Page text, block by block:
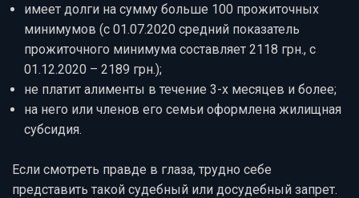
имеет долги на сумму больше 100 прожиточных
минимумов (с 01.07.2020 средний показатель
прожиточного минимума составляет 2118 грн., с
01.12.2020 – 2189 грн.);
не платит алименты в течение 3-х месяцев и более;
на него или членов его семьи оформлена жилищная
субсидия.
Если смотреть правде в глаза, трудно себе
представить такой судебный или досудебный запрет.